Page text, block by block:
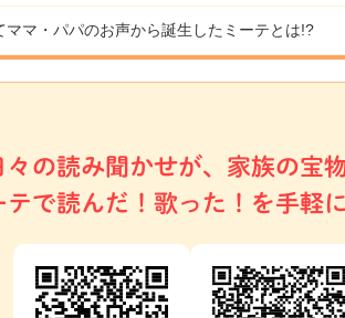
ママ・パパのお声から誕生したミーテとは!?
々の読み聞かせが、家族の宝
テで読んだ！歌った！を手軽